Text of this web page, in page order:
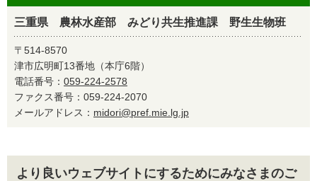
三重県 農林水産部 みどり共生推進課 野生生物班
〒514-8570
津市広明町13番地（本庁6階）
電話番号： 059-224-2578
ファクス番号：059-224-2070
メールアドレス： midori@pref.mie.lg.jp
より良いウェブサイトにするためにみなさまのご